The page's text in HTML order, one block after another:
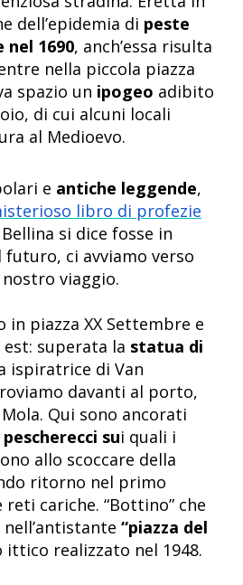
dell’epidemia di peste
nel 1690, anch’essa risulta
nella piccola piazza
spazio un ipogeo adibito
di cui alcuni locali
al Medioevo.
e antiche leggende,
libro di profezie
si dice fosse in
ci avviamo verso
viaggio.
piazza XX Settembre e
superata la statua di
ispiratrice di Van
davanti al porto,
Qui sono ancorati
pescherecci sui quali i
allo scoccare della
ritorno nel primo
cariche. “Bottino” che
“piazza del
ittico realizzato nel 1948.